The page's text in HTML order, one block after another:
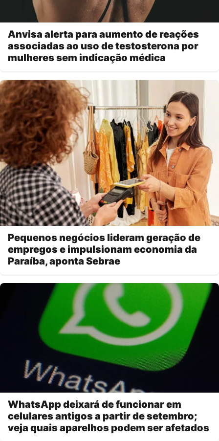
Anvisa alerta para aumento de reações
associadas ao uso de testosterona por
mulheres sem indicação médica
Pequenos negócios lideram geração de
empregos e impulsionam economia da
Paraíba, aponta Sebrae
WhatsApp deixará de funcionar em
celulares antigos a partir de setembro;
veja quais aparelhos podem ser afetados